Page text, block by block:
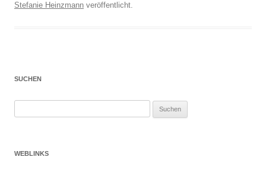
Stefanie Heinzmann veröffentlicht.
SUCHEN
WEBLINKS